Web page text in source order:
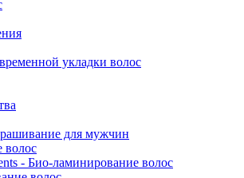
укладки волос
для мужчин
волос
- Био-ламинирование волос